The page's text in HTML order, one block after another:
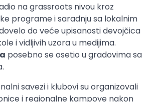
na grassroots nivou kroz
programe i saradnju sa lokalnim
do veće upisanosti devojčica
i vidljivih uzora u medijima.
posebno se osetio u gradovima sa
savezi i klubovi su organizovali
i regionalne kampove nakon